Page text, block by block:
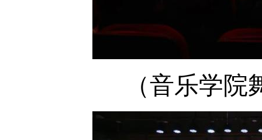
（音乐学